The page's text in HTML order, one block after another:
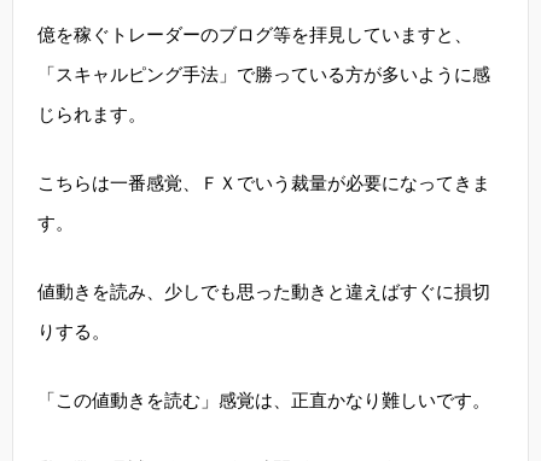
億を稼ぐトレーダーのブログ等を拝見していますと、
「スキャルピング手法」で勝っている方が多いように感
じられます。
こちらは一番感覚、ＦＸでいう裁量が必要になってきま
す。
値動きを読み、少しでも思った動きと違えばすぐに損切
りする。
「この値動きを読む」感覚は、正直かなり難しいです。